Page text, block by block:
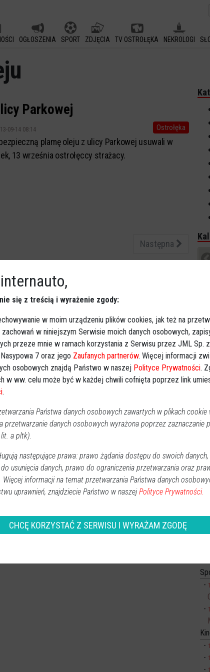
OGŁOSZENIA SPORT ZDJĘCIA TV OSTROŁĘKA NEKROLOGI
Parkowej
Ostrołęka
09-14 08:14
plamę oleju z ulicy Parkowej usuwali w
13 września ostrołęccy strażacy.
Następna
24
się z treścią i wyrażenie zgody:
w moim urządzeniu plików cookies, jak też na
w niniejszym Serwisie moich danych osobowych,
przeze mnie w ramach korzystania z Serwisu przez JML Sp.
7 oraz jego Zaufanych partnerów. Więcej informacji
osobowych znajdą Państwo w naszej Polityce Prywatności.
w ww. celu może być w każdej chwili cofnięta poprzez link
.
Państwa danych osobowych zawartych w plikach cookie
przetwarzanie danych osobowych wyrażona poprzez zaznaczanie
a pltk).
następujące prawa: prawo żądania dostępu do swoich
usunięcia danych, prawo do ograniczenia przetwarzania oraz
Więcej informacji na temat przetwarzania Państwa danych
uprawnień, znajdziecie Państwo w naszej Polityce Prywatności.
CHCĘ KORZYSTAĆ Z SERWISU I WYRAŻAM ZGODĘ